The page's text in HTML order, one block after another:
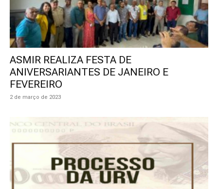
ASMIR REALIZA FESTA DE
ANIVERSARIANTES DE JANEIRO E
FEVEREIRO
2 de março de 2023